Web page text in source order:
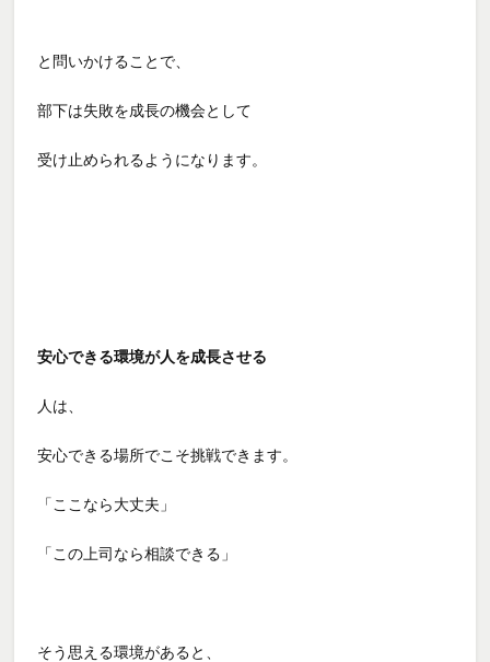
と問いかけることで、
部下は失敗を成長の機会として
受け止められるようになります。
安心できる環境が人を成長させる
人は、
安心できる場所でこそ挑戦できます。
「ここなら大丈夫」
「この上司なら相談できる」
そう思える環境があると、